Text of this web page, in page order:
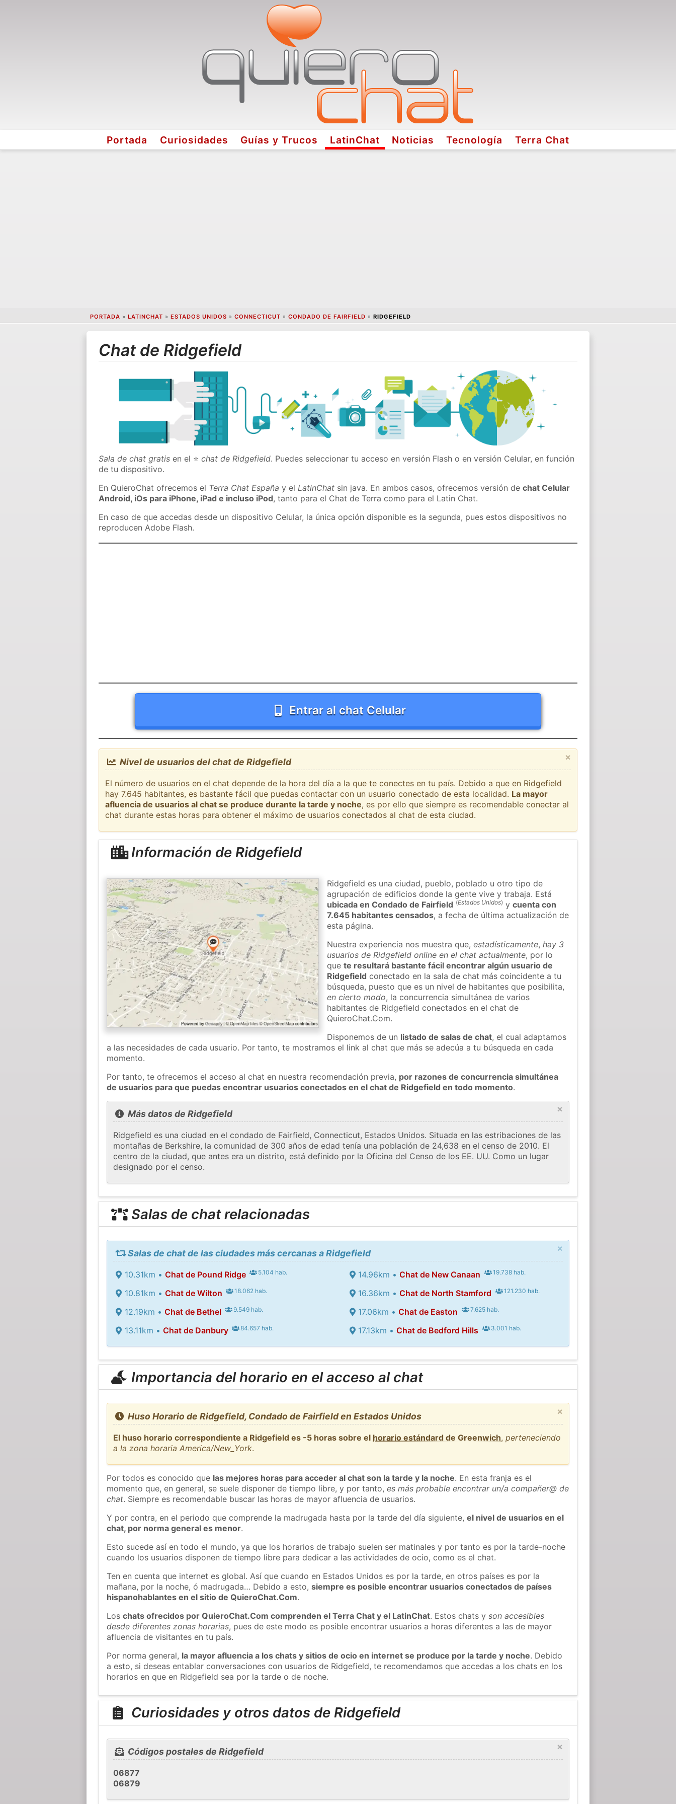
Portada Curiosidades Guías y Trucos LatinChat Noticias Tecnología Terra Chat
PORTADA » LATINCHAT » ESTADOS UNIDOS » CONNECTICUT » CONDADO DE FAIRFIELD » RIDGEFIELD
Chat de Ridgefield
Sala de chat gratis en el ⭐chat de Ridgefield. Puedes seleccionar tu acceso en versión Flash o en versión Celular, en función
de tu dispositivo.
En QuieroChat ofrecemos el Terra Chat España y elLatinChat sin java. En ambos casos, ofrecemos versión dechat Celular
Android, iOs para iPhone, iPad e incluso iPod, tanto para el Chat de Terra como para el Latin Chat.
En caso de que accedas desde un dispositivo Celular, la única opción disponible es la segunda, pues estos dispositivos no
reproducen Adobe Flash.
Entrar al chat Celular
×
Nivel de usuarios del chat de Ridgefield
El número de usuarios en el chat depende de la hora del día a la que te conectes en tu país. Debido a que en Ridgefield
hay 7.645 habitantes, es bastante fácil que puedas contactar con un usuario conectado de esta localidad. La mayor
afluencia de usuarios al chat se produce durante la tarde y noche, es por ello que siempre es recomendable conectar al
chat durante estas horas para obtener el máximo de usuarios conectados al chat de esta ciudad.
Información de Ridgefield
Ridgefield es una ciudad, pueblo, poblado u otro tipo de
agrupación de edificios donde la gente vive y trabaja. Está
ubicada en Condado de Fairfield (Estados Unidos) ycuenta con
7.645 habitantes censados, a fecha de última actualización de
esta página.
Nuestra experiencia nos muestra que,estadísticamente,hay 3
usuarios de Ridgefield online en el chat actualmente, por lo
quete resultará bastante fácil encontrar algún usuario de
Ridgefield conectado en la sala de chat más coincidente a tu
búsqueda, puesto que es un nivel de habitantes que posibilita,
en cierto modo, la concurrencia simultánea de varios
habitantes de Ridgefield conectados en el chat de
QuieroChat.Com.
Disponemos de un listado de salas de chat, el cual adaptamos
a las necesidades de cada usuario. Por tanto, te mostramos el link al chat que más se adecúa a tu búsqueda en cada
momento.
Por tanto, te ofrecemos el acceso al chat en nuestra recomendación previa, por razones de concurrencia simultánea
de usuarios para que puedas encontrar usuarios conectados en el chat de Ridgefield en todo momento.
×
Más datos de Ridgefield
Ridgefield es una ciudad en el condado de Fairfield, Connecticut, Estados Unidos. Situada en las estribaciones de las
montañas de Berkshire, la comunidad de 300 años de edad tenía una población de 24,638 en el censo de 2010. El
centro de la ciudad, que antes era un distrito, está definido por la Oficina del Censo de los EE. UU. Como un lugar
designado por el censo.
Salas de chat relacionadas
×
Salas de chat de las ciudades más cercanas a Ridgefield
10.31km • Chat de Pound Ridge 5.104 hab.
10.81km • Chat de Wilton 18.062 hab.
12.19km • Chat de Bethel 9.549 hab.
13.11km • Chat de Danbury 84.657 hab.
14.96km •Chat de New Canaan 19.738 hab.
16.36km •Chat de North Stamford 121.230 hab.
17.06km •Chat de Easton 7.625 hab.
17.13km •Chat de Bedford Hills 3.001 hab.
Importancia del horario en el acceso al chat
×
Huso Horario de Ridgefield, Condado de Fairfield en Estados Unidos
El huso horario correspondiente a Ridgefield es -5 horas sobre el horario estándard de Greenwich,perteneciendo
a la zona horaria America/New_York.
Por todos es conocido que las mejores horas para acceder al chat son la tarde y la noche. En esta franja es el
momento que, en general, se suele disponer de tiempo libre, y por tanto,es más probable encontrar un/a compañer@ de
chat. Siempre es recomendable buscar las horas de mayor afluencia de usuarios.
Y por contra, en el periodo que comprende la madrugada hasta por la tarde del día siguiente,el nivel de usuarios en el
chat, por norma general es menor.
Esto sucede así en todo el mundo, ya que los horarios de trabajo suelen ser matinales y por tanto es por la tarde-noche
cuando los usuarios disponen de tiempo libre para dedicar a las actividades de ocio, como es el chat.
Ten en cuenta que internet es global. Así que cuando en Estados Unidos es por la tarde, en otros países es por la
mañana, por la noche, ó madrugada… Debido a esto,siempre es posible encontrar usuarios conectados de países
hispanohablantes en el sitio de QuieroChat.Com.
Loschats ofrecidos por QuieroChat.Com comprenden el Terra Chat y el LatinChat. Estos chats yson accesibles
desde diferentes zonas horarias, pues de este modo es posible encontrar usuarios a horas diferentes a las de mayor
afluencia de visitantes en tu país.
Por norma general, la mayor afluencia a los chats y sitios de ocio en internet se produce por la tarde y noche. Debido
a esto, si deseas entablar conversaciones con usuarios de Ridgefield, te recomendamos que accedas a los chats en los
horarios en que en Ridgefield sea por la tarde o de noche.
Curiosidades y otros datos de Ridgefield
×
Códigos postales de Ridgefield
06877
06879